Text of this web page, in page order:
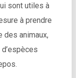
sont utiles à
à prendre
des animaux,